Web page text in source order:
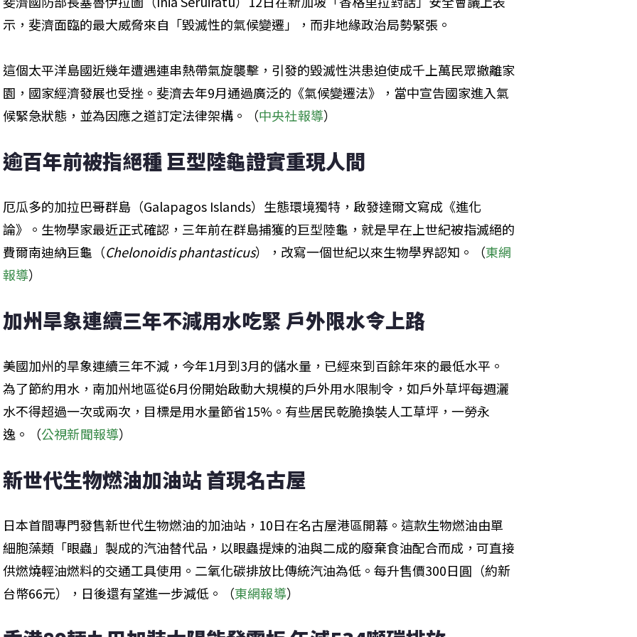
示，斐濟面臨的最大威脅來自「毀滅性的氣候變遷」，而非地緣政治局勢緊張。
這個太平洋島國近幾年遭遇連串熱帶氣旋襲擊，引發的毀滅性洪患迫使成千上萬民眾撤離家
園，國家經濟發展也受挫。斐濟去年9月通過廣泛的《氣候變遷法》，當中宣告國家進入氣
候緊急狀態，並為因應之道訂定法律架構。（中央社報導）
逾百年前被指絕種 巨型陸龜證實重現人間
厄瓜多的加拉巴哥群島（Galapagos Islands）生態環境獨特，啟發達爾文寫成《進化
論》。生物學家最近正式確認，三年前在群島捕獲的巨型陸龜，就是早在上世紀被指滅絕的
費爾南迪納巨龜（Chelonoidis phantasticus），改寫一個世紀以來生物學界認知。（東網
報導）
加州旱象連續三年不減用水吃緊 戶外限水令上路
美國加州的旱象連續三年不減，今年1月到3月的儲水量，已經來到百餘年來的最低水平。
為了節約用水，南加州地區從6月份開始啟動大規模的戶外用水限制令，如戶外草坪每週灑
水不得超過一次或兩次，目標是用水量節省15%。有些居民乾脆換裝人工草坪，一勞永
逸。（公視新聞報導）
新世代生物燃油加油站 首現名古屋
日本首間專門發售新世代生物燃油的加油站，10日在名古屋港區開幕。這款生物燃油由單
細胞藻類「眼蟲」製成的汽油替代品，以眼蟲提煉的油與二成的廢棄食油配合而成，可直接
供燃燒輕油燃料的交通工具使用。二氧化碳排放比傳統汽油為低。每升售價300日圓（約新
台幣66元），日後還有望進一步減低。（東網報導）